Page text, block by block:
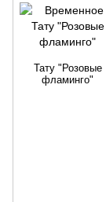
Тату "Розовые
фламинго"